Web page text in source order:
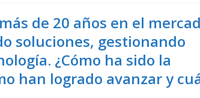
de 20 años en el
soluciones, gestionando
¿Cómo ha sido la
han logrado avanzar y